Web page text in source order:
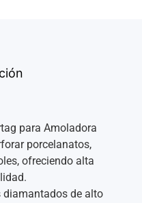
para Amoladora
porcelanatos,
ofreciendo alta
diamantados de alto